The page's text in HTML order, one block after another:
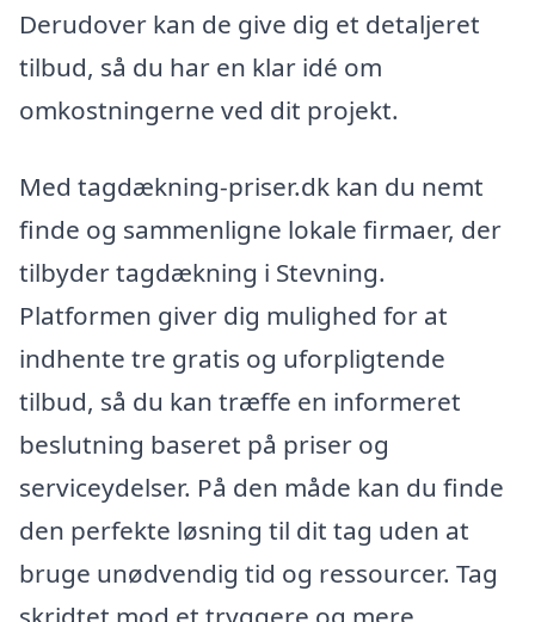
Derudover kan de give dig et detaljeret
tilbud, så du har en klar idé om
omkostningerne ved dit projekt.
Med tagdækning-priser.dk kan du nemt
finde og sammenligne lokale firmaer, der
tilbyder tagdækning i Stevning.
Platformen giver dig mulighed for at
indhente tre gratis og uforpligtende
tilbud, så du kan træffe en informeret
beslutning baseret på priser og
serviceydelser. På den måde kan du finde
den perfekte løsning til dit tag uden at
bruge unødvendig tid og ressourcer. Tag